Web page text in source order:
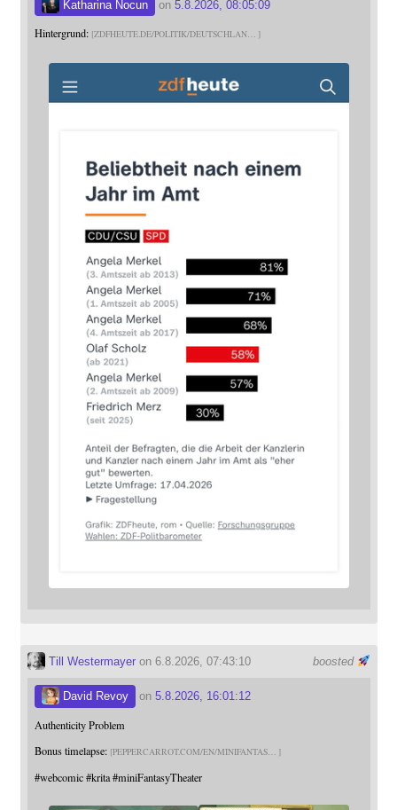
Katharina Nocun on 5.8.2026, 08:05:09
Hintergrund: ZDFHEUTE.DE/POLITIK/DEUTSCHLAN
boosted
Till Westermayeron 6.8.2026, 07:43:10
David Revoy on 5.8.2026, 16:01:12
Authenticity Problem
Bonus timelapse: PEPPERCARROT.COM/EN/MINIFANTAS
#webcomic #krita #miniFantasyTheater